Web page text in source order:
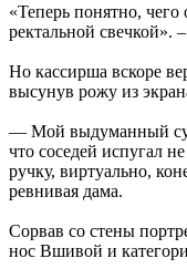
«Теперь понятно, чего
ректальной свечкой».
Но кассирша вскоре
высунув рожу из
— Мой выдуманный
что соседей испугал
ручку, виртуально,
ревнивая дама.
Сорвав со стены
нос Вшивой и